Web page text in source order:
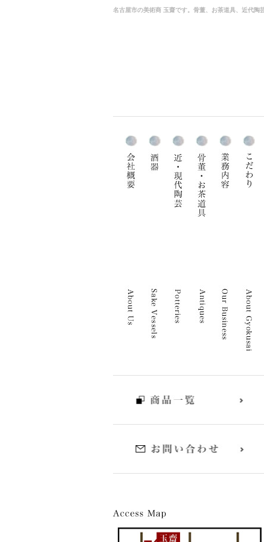
名古屋市の美術商 玉齋です。骨董、お茶道具、近代陶